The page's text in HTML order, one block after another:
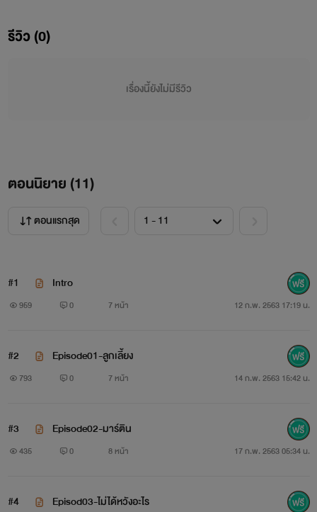
รีวิว (0)
เรื่องนี้ยังไม่มีรีวิว
ตอนนิยาย (11)
ตอนแรกสุด
#1 Intro
959 0 7 หน้า 12 ก.พ. 2563 17:19 น.
#2 Episode01-ลูกเลี้ยง
793 0 7 หน้า 14 ก.พ. 2563 15:42 น.
#3 Episode02-มาร์ติน
435 0 8 หน้า 17 ก.พ. 2563 05:34 น.
#4 Episod03-ไม่ได้หวังอะไร